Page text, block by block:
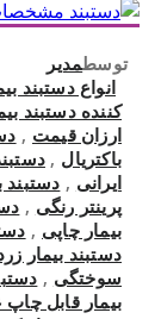
توسطمدیر
انواع دستبند
کننده دستبند
ارزان قیمت ,
باکتریال ,
ایرانی , دستبند
پرینتر رنگی ,
بیمار چاپی ,
دستبند بیمار
سوختگی ,
بیمار قابل